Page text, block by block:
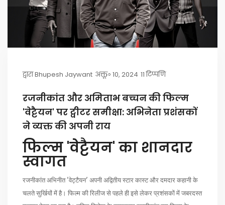
द्वाराBhupesh Jaywant अक्तू॰ 10, 2024 11 टिप्पणि
रजनीकांत और अमिताभ बच्चन की फिल्म
'वेट्टैयन' पर ट्वीटर समीक्षा: अभिनेता प्रशंसकों
ने व्यक्त की अपनी राय
फिल्म 'वेट्टैयन' का शानदार
स्वागत
रजनीकांत अभिनीत 'वेट्टैयन' अपनी अद्वितीय स्टार कास्ट और दमदार कहानी के
चलते सुर्खियों में है। फिल्म की रिलीज से पहले ही इसे लेकर प्रशंसकों में जबरदस्त